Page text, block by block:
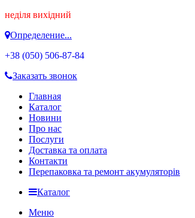
неділя вихідний
Определение...
+38 (050) 506-87-84
Заказать звонок
Главная
Каталог
Новини
Про нас
Послуги
Доставка та оплата
Контакти
Перепаковка та ремонт акумуляторів
Каталог
Меню